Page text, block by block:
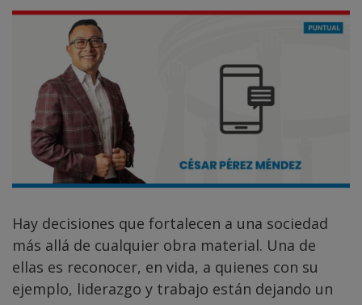
Hay decisiones que fortalecen a una sociedad
más allá de cualquier obra material. Una de
ellas es reconocer, en vida, a quienes con su
ejemplo, liderazgo y trabajo están dejando un